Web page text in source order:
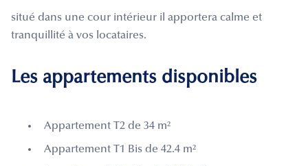
situé dans une cour intérieur il apportera calme et
tranquillité à vos locataires.
Les appartements disponibles
Appartement T2 de 34 m²
Appartement T1 Bis de 42.4 m²